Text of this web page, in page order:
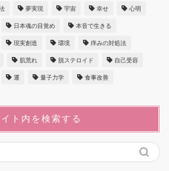
夢実現 宇宙 幸せ 心明
日本魂の目覚め 本音で生きる
現実創造 環境 痒みの対処法
肌荒れ 脱ステロイド 自己受容
運 量子力学 食事改善
ト内を検索する